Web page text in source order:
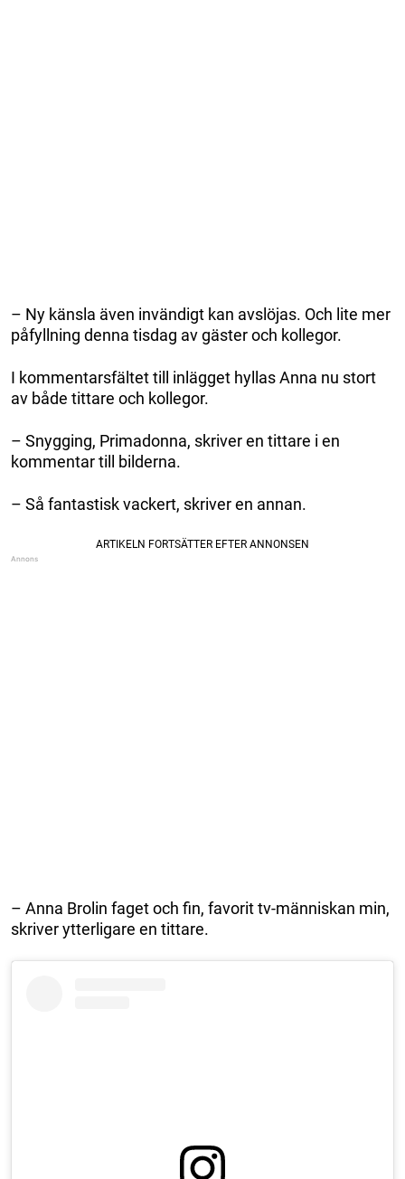
– Ny känsla även invändigt kan avslöjas. Och lite mer
påfyllning denna tisdag av gäster och kollegor.
I kommentarsfältet till inlägget hyllas Anna nu stort
av både tittare och kollegor.
– Snygging, Primadonna, skriver en tittare i en
kommentar till bilderna.
– Så fantastisk vackert, skriver en annan.
– Anna Brolin faget och fin, favorit tv-människan min,
skriver ytterligare en tittare.